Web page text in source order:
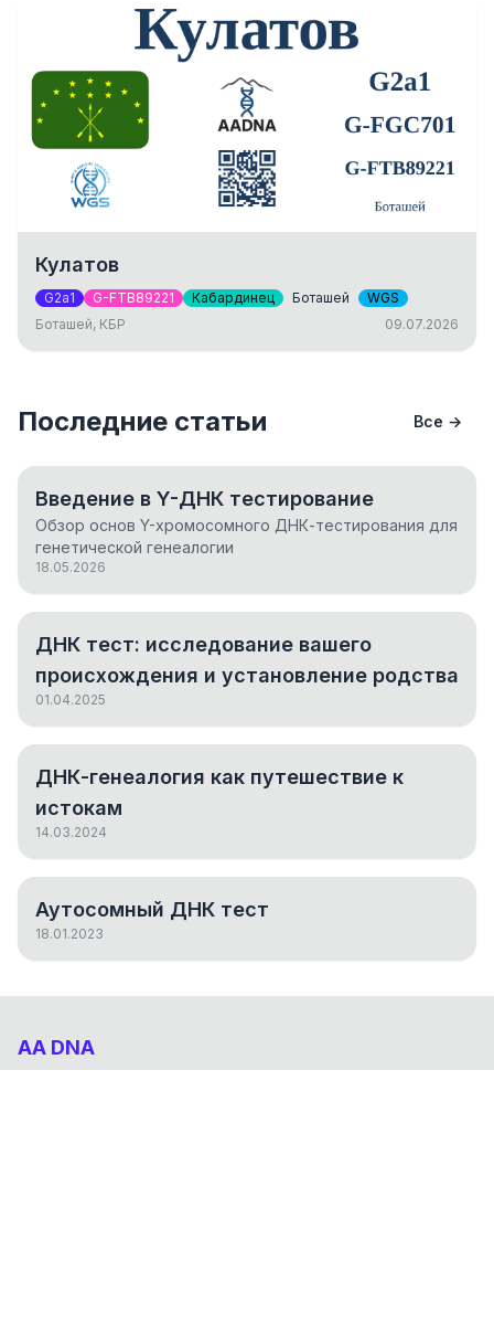
Кулатов
G2a1 G-FTB89221 Кабардинец Боташей
WGS
Боташей, КБР
09.07.2026
Последние статьи Все →
Введение в Y-ДНК тестирование
Обзор основ Y-хромосомного ДНК-тестирования для
генетической генеалогии
18.05.2026
ДНК тест: исследование вашего
происхождения и установление родства
01.04.2025
ДНК-генеалогия как путешествие к
истокам
14.03.2024
Аутосомный ДНК тест
18.01.2023
AA DNA